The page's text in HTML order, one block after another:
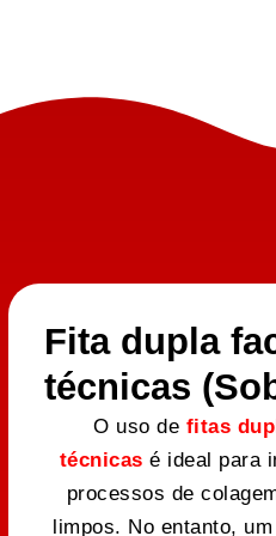
Fita dupla
técnicas
O uso de fitas
técnicas é ideal para
processos de
limpos. No entanto,